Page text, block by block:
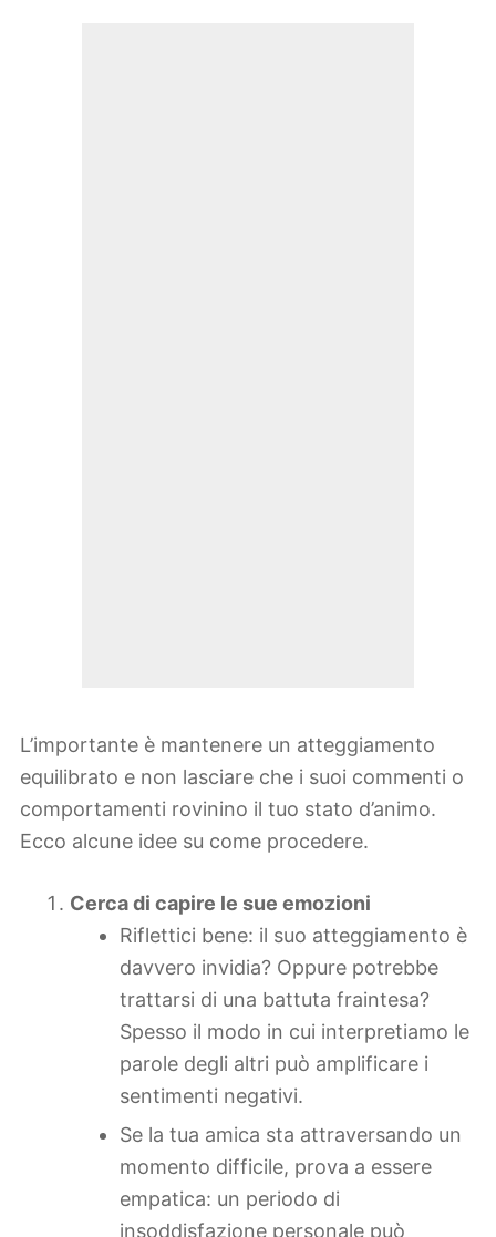
L’importante è mantenere un atteggiamento
equilibrato e non lasciare che i suoi commenti o
comportamenti rovinino il tuo stato d’animo.
Ecco alcune idee su come procedere.
Cerca di capire le sue emozioni
Riflettici bene: il suo atteggiamento è
davvero invidia? Oppure potrebbe
trattarsi di una battuta fraintesa?
Spesso il modo in cui interpretiamo le
parole degli altri può amplificare i
sentimenti negativi.
Se la tua amica sta attraversando un
momento difficile, prova a essere
empatica: un periodo di
insoddisfazione personale può